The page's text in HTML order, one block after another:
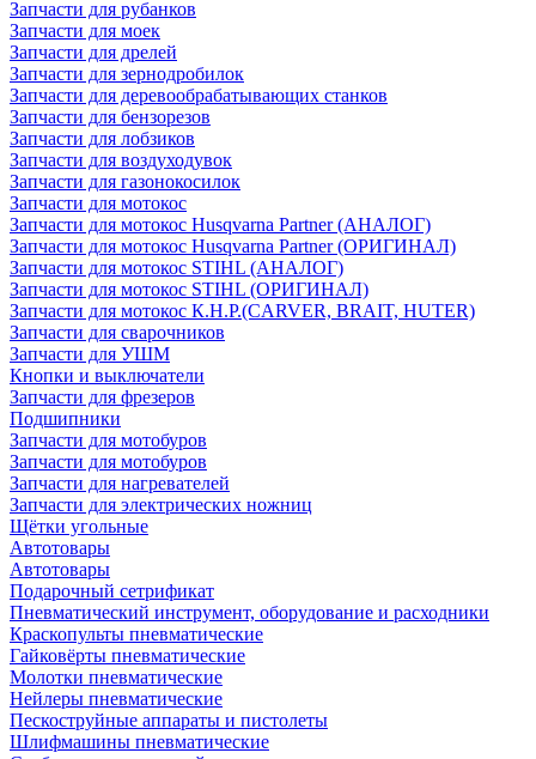
Запчасти для рубанков
Запчасти для моек
Запчасти для дрелей
Запчасти для зернодробилок
Запчасти для деревообрабатывающих станков
Запчасти для бензорезов
Запчасти для лобзиков
Запчасти для воздуходувок
Запчасти для газонокосилок
Запчасти для мотокос
Запчасти для мотокос Husqvarna Partner (АНАЛОГ)
Запчасти для мотокос Husqvarna Partner (ОРИГИНАЛ)
Запчасти для мотокос STIHL (АНАЛОГ)
Запчасти для мотокос STIHL (ОРИГИНАЛ)
Запчасти для мотокос К.Н.Р.(CARVER, BRAIT, HUTER)
Запчасти для сварочников
Запчасти для УШМ
Кнопки и выключатели
Запчасти для фрезеров
Подшипники
Запчасти для мотобуров
Запчасти для мотобуров
Запчасти для нагревателей
Запчасти для электрических ножниц
Щётки угольные
Автотовары
Автотовары
Подарочный сетрификат
Пневматический инструмент, оборудование и расходники
Краскопульты пневматические
Гайковёрты пневматические
Молотки пневматические
Нейлеры пневматические
Пескоструйные аппараты и пистолеты
Шлифмашины пневматические